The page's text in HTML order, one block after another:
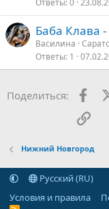
Баба Клава -
Василина
Ответы 1
Поделиться:
Нижний Новгород
Русский (RU)
Условия и правила